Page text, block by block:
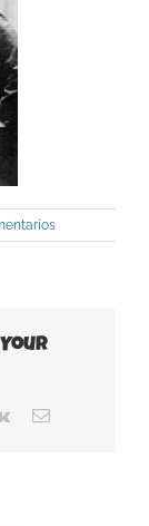
Vk
Correo